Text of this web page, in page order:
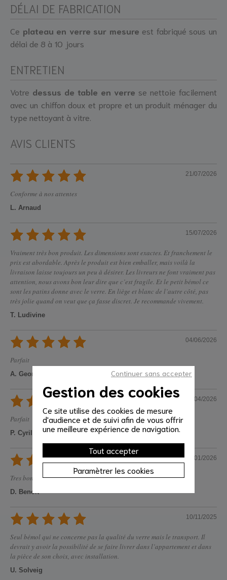
Gestion des cookies
Ce site utilise des cookies de mesure
d'audience et de suivi afin de vous offrir
une meilleure expérience de navigation.
Tout accepter
Paramètrer les cookies
Continuer sans accepter
DÉLAI DE FABRICATION
Ce plateau en verre sur mesure est fabriqué sous un
délai de 8 à 10 jours
ENTRETIEN
Votre dessus de table en verre se nettoie facilement
avec un chiffon doux et propre et un produit ménager du
type nettoyant à vitre.
AVIS CLIENTS
21/07/2026
Conforme à nos attentes
L. Arnaud
15/07/2026
Vraiment très bon produit. Les dimensions sont exactes. Et franchement le
prix est abordable. Après le produit est bien emballer, mais voilà la
livraison laisse toujours un peu à désirer. Les livreurs ne font vraiment pas
attention, nous avons bon leur dire que c’est fragile. Et le petit bémol ce
sont les patins donne avec le verre. En liège et blanc de l’autre côté, pas
très jolie quand on veut que ça fasse discret. Je recommande vivement.
T. Ludivine
04/06/2026
Parfait
A. Georges
05/04/2026
Parfait
P. Cyril
27/01/2026
Tres bon travail
D. Benoit
10/11/2025
Seul bémol qui ne concerne pas la qualité du verre mais le transport. Il
devrait y avoir la possibilité de se faire livrer dans l’appartement et dans
la pièce de son choix, avec installation.
U. Solveig